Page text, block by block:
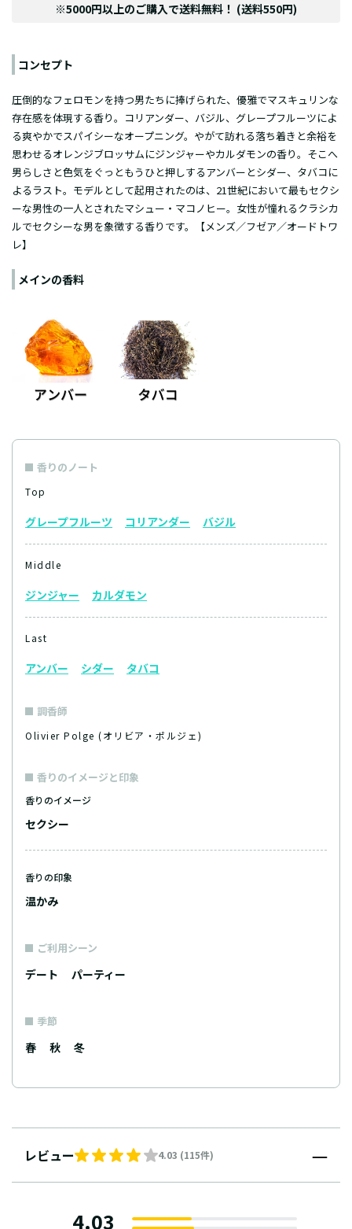
※5000円以上のご購入で送料無料！ (送料550円)
コンセプト
圧倒的なフェロモンを持つ男たちに捧げられた、優雅でマスキュリンな
存在感を体現する香り。コリアンダー、バジル、グレープフルーツによ
る爽やかでスパイシーなオープニング。やがて訪れる落ち着きと余裕を
思わせるオレンジブロッサムにジンジャーやカルダモンの香り。そこへ
男らしさと色気をぐっともうひと押しするアンバーとシダー、タバコに
よるラスト。モデルとして起用されたのは、21世紀において最もセクシ
ーな男性の一人とされたマシュー・マコノヒー。女性が憧れるクラシカ
ルでセクシーな男を象徴する香りです。【メンズ／フゼア／オードトワ
レ】
メインの香料
香りのノート
Top
グレープフルーツ コリアンダー バジル
Middle
ジンジャー カルダモン
Last
アンバー シダー タバコ
調香師
Olivier Polge (オリビア・ポルジェ)
香りのイメージと印象
香りのイメージ
セクシー
香りの印象
温かみ
ご利用シーン
デート パーティー
季節
春 秋 冬
レビュー 4.03 (115件)
4.03